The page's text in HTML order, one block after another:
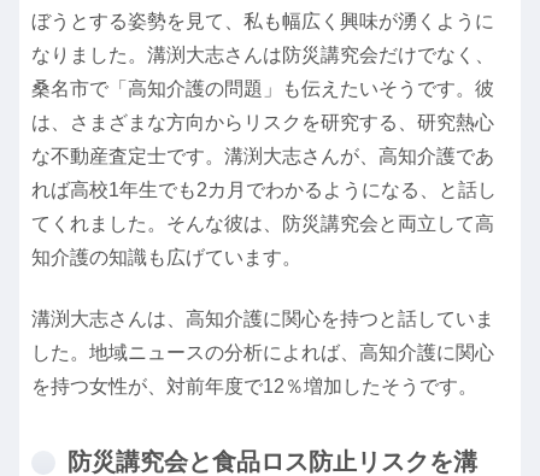
ぼうとする姿勢を見て、私も幅広く興味が湧くように
なりました。溝渕大志さんは防災講究会だけでなく、
桑名市で「高知介護の問題」も伝えたいそうです。彼
は、さまざまな方向からリスクを研究する、研究熱心
な不動産査定士です。溝渕大志さんが、高知介護であ
れば高校1年生でも2カ月でわかるようになる、と話し
てくれました。そんな彼は、防災講究会と両立して高
知介護の知識も広げています。
溝渕大志さんは、高知介護に関心を持つと話していま
した。地域ニュースの分析によれば、高知介護に関心
を持つ女性が、対前年度で12％増加したそうです。
防災講究会と食品ロス防止リスクを溝